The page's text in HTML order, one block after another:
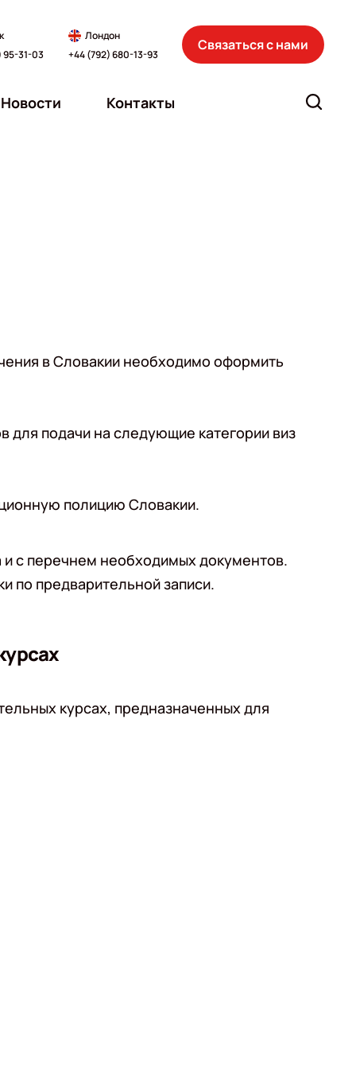
95-31-03
Лондон
+44 (792) 680-13-93
Связаться с нами
Новости Контакты
в Словакии необходимо оформить
для подачи на следующие категории виз
полицию Словакии.
с перечнем необходимых документов.
по предварительной записи.
курсах, предназначенных для